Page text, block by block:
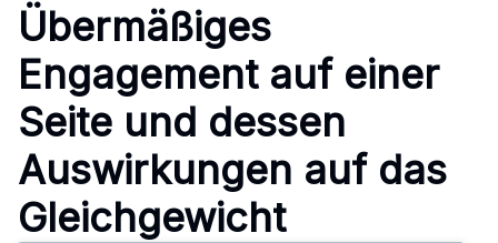
Übermäßiges
Engagement auf einer
Seite und dessen
Auswirkungen auf das
Gleichgewicht